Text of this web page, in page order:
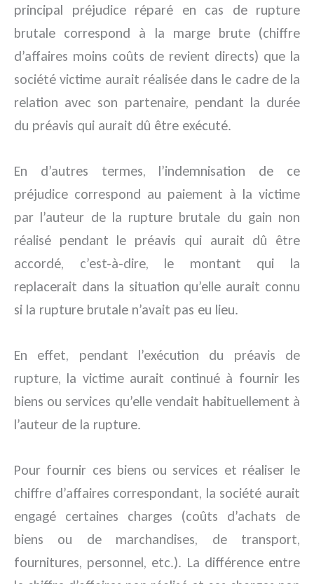
principal préjudice réparé en cas de rupture
brutale correspond à la marge brute (chiffre
d’affaires moins coûts de revient directs) que la
société victime aurait réalisée dans le cadre de la
relation avec son partenaire, pendant la durée
du préavis qui aurait dû être exécuté.
En d’autres termes, l’indemnisation de ce
préjudice correspond au paiement à la victime
par l’auteur de la rupture brutale du gain non
réalisé pendant le préavis qui aurait dû être
accordé, c’est-à-dire, le montant qui la
replacerait dans la situation qu’elle aurait connu
si la rupture brutale n’avait pas eu lieu.
En effet, pendant l’exécution du préavis de
rupture, la victime aurait continué à fournir les
biens ou services qu’elle vendait habituellement à
l’auteur de la rupture.
Pour fournir ces biens ou services et réaliser le
chiffre d’affaires correspondant, la société aurait
engagé certaines charges (coûts d’achats de
biens ou de marchandises, de transport,
fournitures, personnel, etc.). La différence entre